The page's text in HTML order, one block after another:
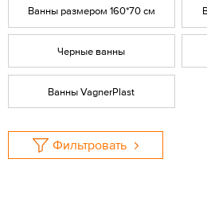
Ванны размером 160*70 см
Черные ванны
Ванны VagnerPlast
Фильтровать